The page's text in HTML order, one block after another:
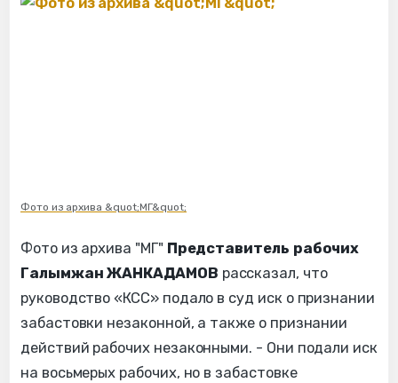
Фото из архива &quot;МГ&quot;
Фото из архива "МГ" Представитель рабочих
Галымжан ЖАНКАДАМОВ рассказал, что
руководство «КСС» подало в суд иск о признании
забастовки незаконной, а также о признании
действий рабочих незаконными. - Они подали иск
на восьмерых рабочих, но в забастовке